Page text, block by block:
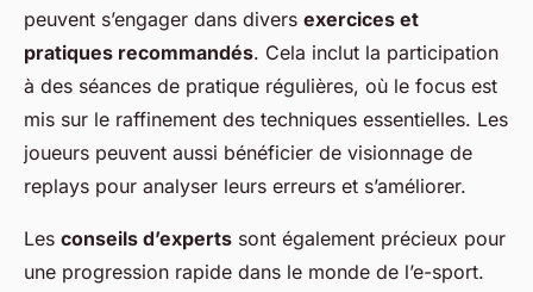
peuvent s’engager dans divers exercices et
pratiques recommandés. Cela inclut la participation
à des séances de pratique régulières, où le focus est
mis sur le raffinement des techniques essentielles. Les
joueurs peuvent aussi bénéficier de visionnage de
replays pour analyser leurs erreurs et s’améliorer.
Les conseils d’experts sont également précieux pour
une progression rapide dans le monde de l’e-sport.